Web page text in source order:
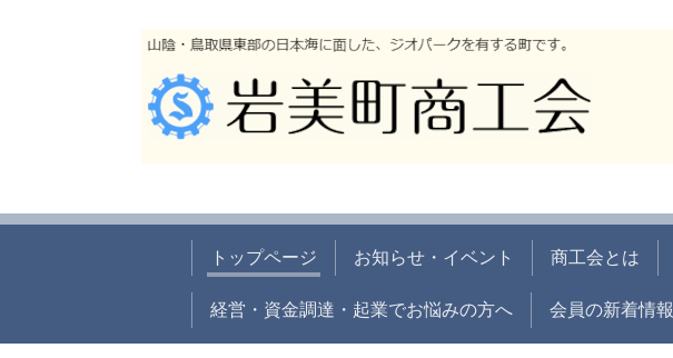
トップページ お知らせ・イベント 商工会とは
経営・資金調達・起業でお悩みの方へ 会員の新着情報